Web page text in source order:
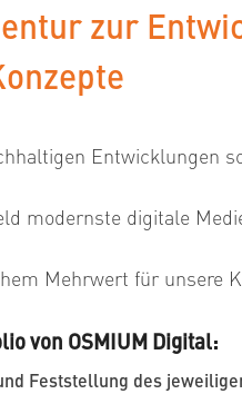
zur
Entwicklungen
modernste digitale
Mehrwert für unsere
von OSMIUM Digital:
Feststellung des